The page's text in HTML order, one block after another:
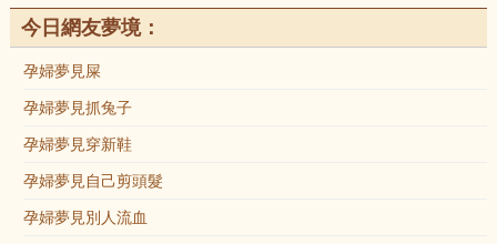
今日網友夢境：
孕婦夢見屎
孕婦夢見抓兔子
孕婦夢見穿新鞋
孕婦夢見自己剪頭髮
孕婦夢見別人流血